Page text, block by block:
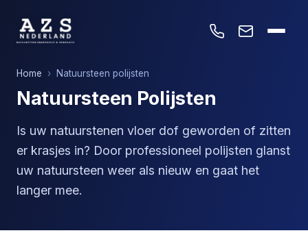
Home › Natuursteen polijsten
Natuursteen Polijsten
Is uw natuurstenen vloer dof geworden of zitten
er krasjes in? Door professioneel polijsten glanst
uw natuursteen weer als nieuw en gaat het
langer mee.